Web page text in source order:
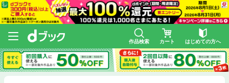
作品検索 カート はじめての方へ